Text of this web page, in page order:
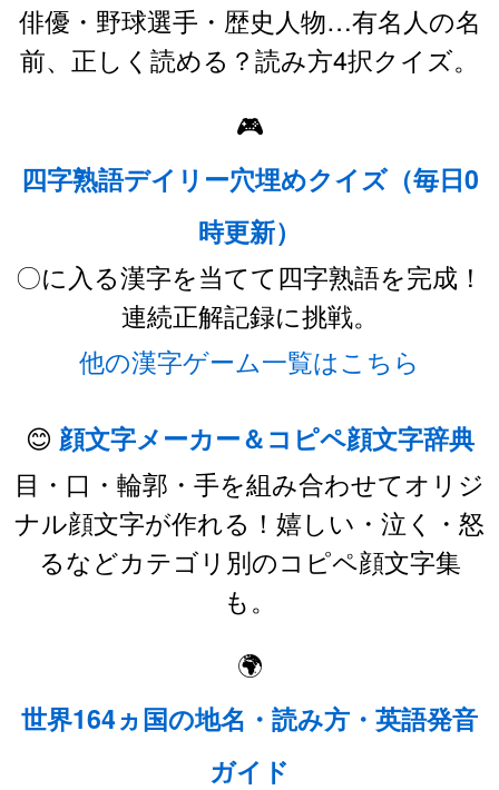
俳優・野球選手・歴史人物…有名人の名
前、正しく読める？読み方4択クイズ。
🎮
四字熟語デイリー穴埋めクイズ（毎日0
時更新）
〇に入る漢字を当てて四字熟語を完成！
連続正解記録に挑戦。
他の漢字ゲーム一覧はこちら
😊 顔文字メーカー＆コピペ顔文字辞典
目・口・輪郭・手を組み合わせてオリジ
ナル顔文字が作れる！嬉しい・泣く・怒
るなどカテゴリ別のコピペ顔文字集
も。
🌍
世界164ヵ国の地名・読み方・英語発音
ガイド